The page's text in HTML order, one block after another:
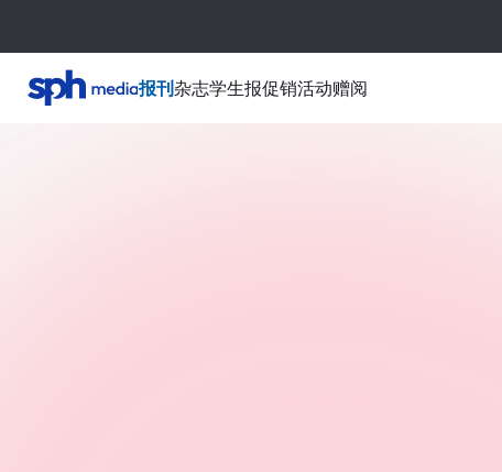
报刊杂志学生报促销活动赠阅